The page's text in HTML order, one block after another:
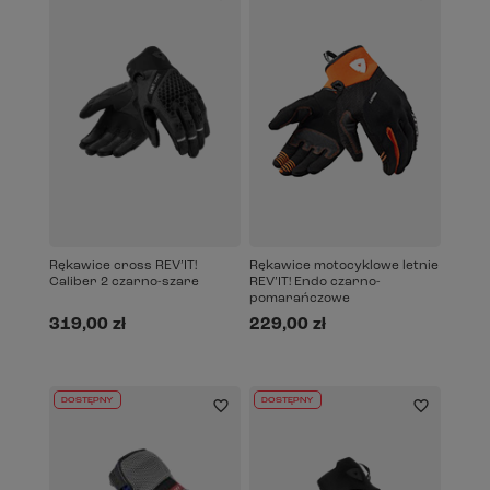
Rękawice cross REV’IT!
Caliber 2 czarno-szare
319,00 zł
Rękawice motocyklowe letnie
REV’IT! Endo czarno-
pomarańczowe
229,00 zł
DOSTĘPNY DOSTĘPNY